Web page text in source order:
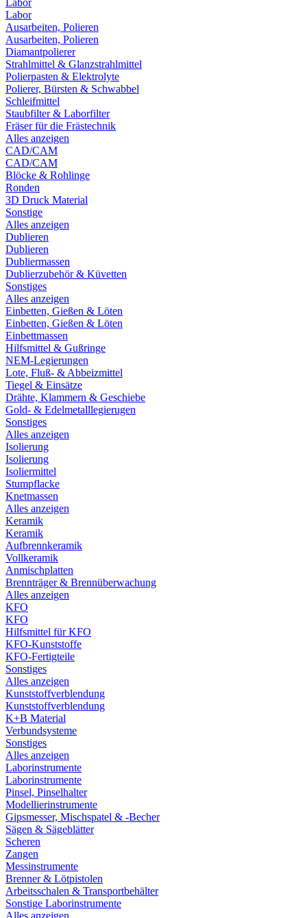
Labor
Labor
Ausarbeiten, Polieren
Ausarbeiten, Polieren
Diamantpolierer
Strahlmittel & Glanzstrahlmittel
Polierpasten & Elektrolyte
Polierer, Bürsten & Schwabbel
Schleifmittel
Staubfilter & Laborfilter
Fräser für die Frästechnik
Alles anzeigen
CAD/CAM
CAD/CAM
Blöcke & Rohlinge
Ronden
3D Druck Material
Sonstige
Alles anzeigen
Dublieren
Dublieren
Dubliermassen
Dublierzubehör & Küvetten
Sonstiges
Alles anzeigen
Einbetten, Gießen & Löten
Einbetten, Gießen & Löten
Einbettmassen
Hilfsmittel & Gußringe
NEM-Legierungen
Lote, Fluß- & Abbeizmittel
Tiegel & Einsätze
Drähte, Klammern & Geschiebe
Gold- & Edelmetalllegierugen
Sonstiges
Alles anzeigen
Isolierung
Isolierung
Isoliermittel
Stumpflacke
Knetmassen
Alles anzeigen
Keramik
Keramik
Aufbrennkeramik
Vollkeramik
Anmischplatten
Brennträger & Brennüberwachung
Alles anzeigen
KFO
KFO
Hilfsmittel für KFO
KFO-Kunststoffe
KFO-Fertigteile
Sonstiges
Alles anzeigen
Kunststoffverblendung
Kunststoffverblendung
K+B Material
Verbundsysteme
Sonstiges
Alles anzeigen
Laborinstrumente
Laborinstrumente
Pinsel, Pinselhalter
Modellierinstrumente
Gipsmesser, Mischspatel & -Becher
Sägen & Sägeblätter
Scheren
Zangen
Messinstrumente
Brenner & Lötpistolen
Arbeitsschalen & Transportbehälter
Sonstige Laborinstrumente
Alles anzeigen